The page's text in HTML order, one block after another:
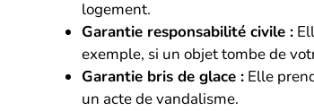
logement.
Garantie responsabilité civile :
exemple, si un objet tombe de
Garantie bris de glace : Elle
un acte de vandalisme.